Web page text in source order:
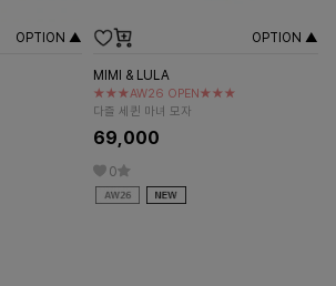
OPTION ▲ OPTION ▲
MIMI & LULA
★★★AW26 OPEN★★★
다즐 세퀸 마녀 모자
69,000
0